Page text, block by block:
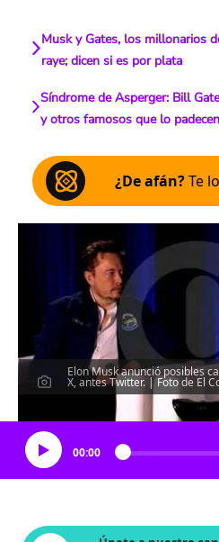
Musk y Gates, los millonarios
raye; dicen si es por plata
Síndrome de Asperger: Bill
y otros famosos que lo padecen
¿De afán?Te
Elon Musk anunció posibles
X, antes Twitter. | Foto de El
Escucha el
00:00